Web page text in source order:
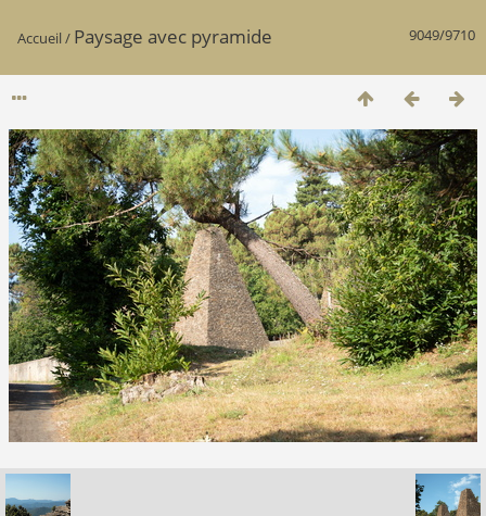
9049/9710
Accueil/ Paysage avec pyramide